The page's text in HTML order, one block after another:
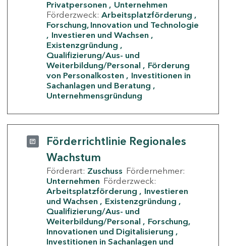
Privatpersonen
Unternehmen
Förderzweck: Arbeitsplatzförderung
Forschung, Innovation und Technologie
Investieren und Wachsen
Existenzgründung
Qualifizierung/Aus- und
Weiterbildung/Personal
Förderung
von Personalkosten
Investitionen in
Sachanlagen und Beratung
Unternehmensgründung
Förderrichtlinie Regionales
Wachstum
Förderart: Zuschuss Fördernehmer:
Unternehmen Förderzweck:
Arbeitsplatzförderung
Investieren
und Wachsen
Existenzgründung
Qualifizierung/Aus- und
Weiterbildung/Personal
Forschung,
Innovationen und Digitalisierung
Investitionen in Sachanlagen und